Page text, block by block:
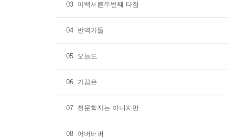
03 이백서른두번째 다짐
04 반역가들
05 오늘도
06 가끔은
07 천문학자는 아니지만
08 어버버버